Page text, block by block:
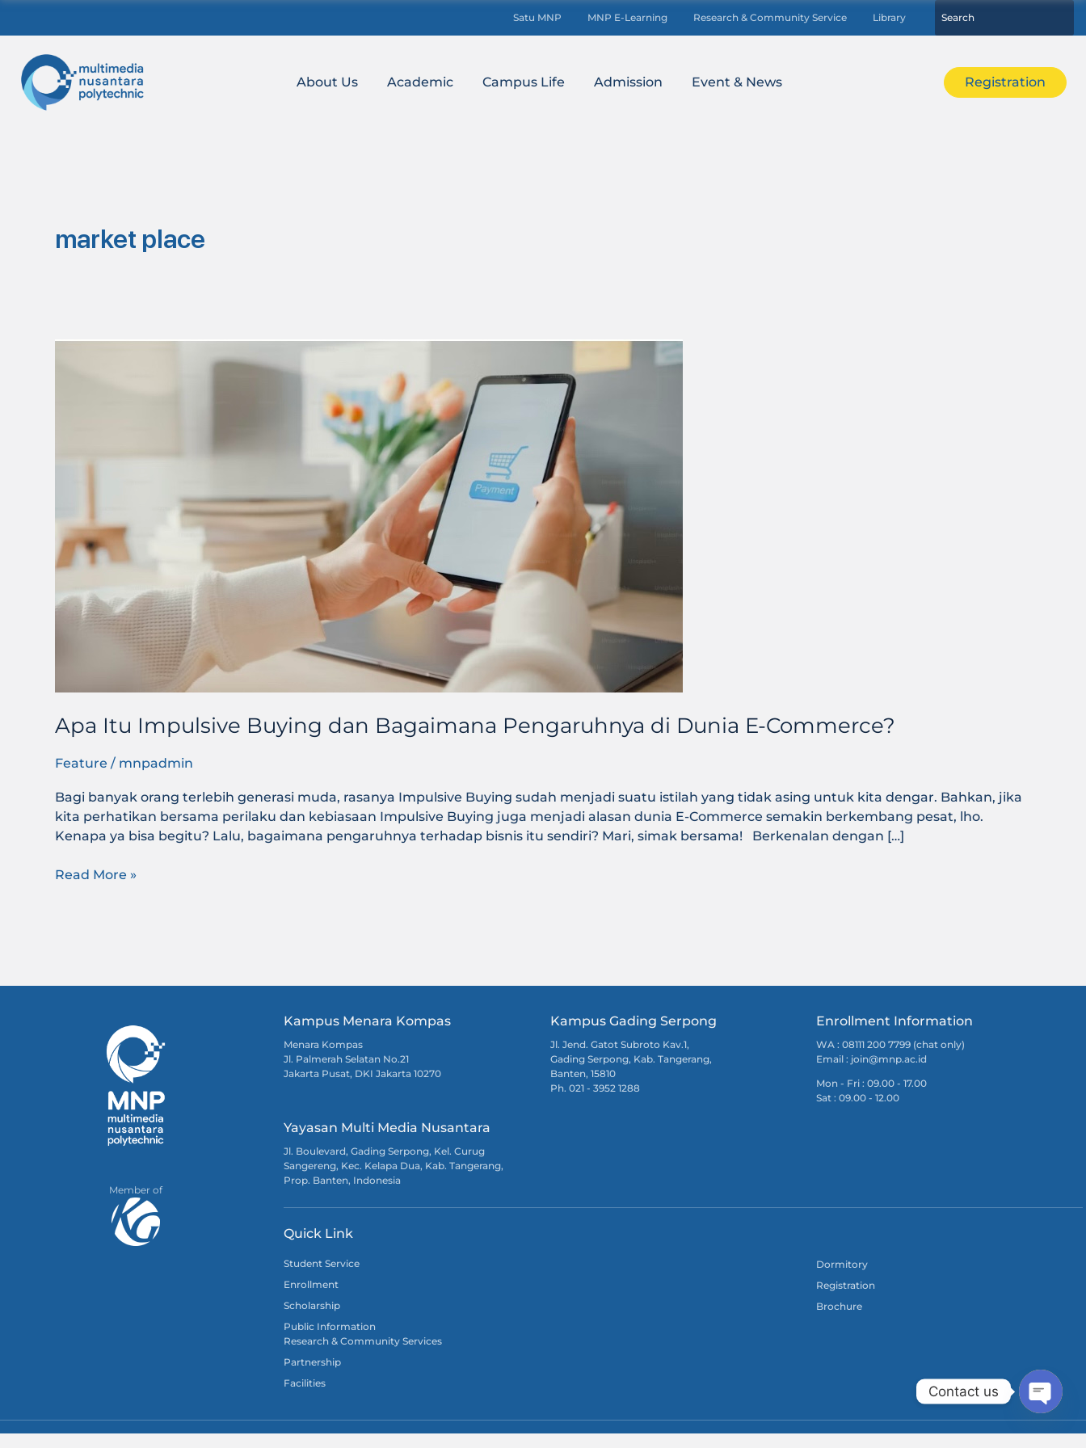
Satu MNP MNP E-Learning Research & Community Service Library
About Us Academic Campus Life Admission Event & News Registration
market place
Apa Itu Impulsive Buying dan Bagaimana Pengaruhnya di Dunia E-Commerce?
Feature / mnpadmin
Bagi banyak orang terlebih generasi muda, rasanya Impulsive Buying sudah menjadi suatu istilah yang tidak asing untuk kita dengar. Bahkan, jika
kita perhatikan bersama perilaku dan kebiasaan Impulsive Buying juga menjadi alasan dunia E-Commerce semakin berkembang pesat, lho.
Kenapa ya bisa begitu? Lalu, bagaimana pengaruhnya terhadap bisnis itu sendiri? Mari, simak bersama! Berkenalan dengan […]
Pengaruhnya
E-
Commerce?
Read More »
Member of
Kampus Menara Kompas
Menara Kompas
Jl. Palmerah Selatan No.21
Jakarta Pusat, DKI Jakarta 10270
Kampus Gading Serpong
Jl. Jend. Gatot Subroto Kav.1,
Gading Serpong, Kab. Tangerang,
Banten, 15810
Ph. 021 - 3952 1288
Enrollment Information
WA : 08111 200 7799 (chat only)
Email : join@mnp.ac.id
Mon - Fri : 09.00 - 17.00
Sat : 09.00 - 12.00
Yayasan Multi Media Nusantara
Jl. Boulevard, Gading Serpong, Kel. Curug
Sangereng, Kec. Kelapa Dua, Kab. Tangerang,
Prop. Banten, Indonesia
Quick Link
Student Service
Enrollment
Scholarship
Public Information
Dormitory
Registration
Brochure
Research & Community Services
Partnership
Facilities
Contact us
Open